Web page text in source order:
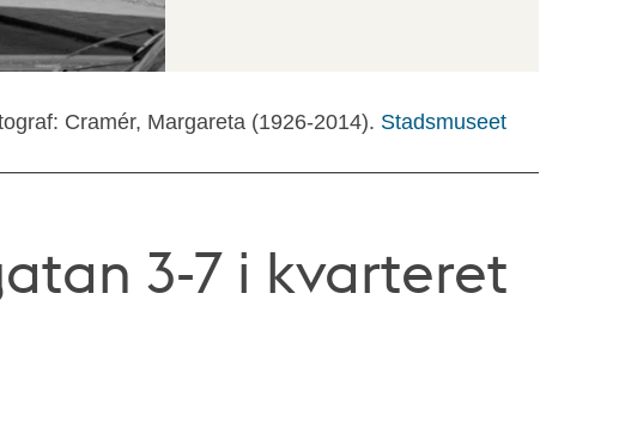
Cramér, Margareta (1926-2014). Stadsmuseet
3-7 i kvarteret